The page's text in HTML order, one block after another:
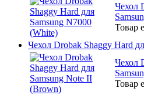
Чехол
Товар
Чехол Drobak Shaggy Hard
Чехол
Товар